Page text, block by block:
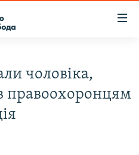
чоловіка,
правоохоронцям